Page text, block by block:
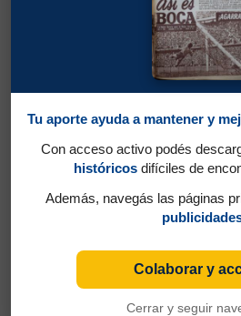
Partidos jugados por Pedro
Rodríguez, Juan José
Tu aporte ayuda a mantener y
Con acceso activo podés
históricos difíciles de
Además, navegás las páginas
Colaborar y
Cerrar y seguir